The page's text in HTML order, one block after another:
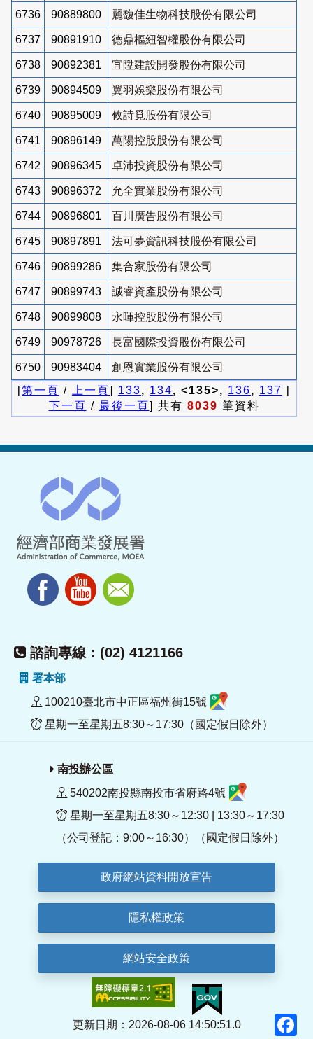
6736 90889800 麗馥佳生物科技股份有限公司
6737 90891910 德鼎樞紐智權股份有限公司
6738 90892381 宜陞建設開發股份有限公司
6739 90894509 翼羽娛樂股份有限公司
6740 90895009 攸詩覓股份有限公司
6741 90896149 萬陽控股股份有限公司
6742 90896345 卓沛投資股份有限公司
6743 90896372 允全實業股份有限公司
6744 90896801 百川廣告股份有限公司
6745 90897891 法可夢資訊科技股份有限公司
6746 90899286 集合家股份有限公司
6747 90899743 誠睿資產股份有限公司
6748 90899808 永暉控股股份有限公司
6749 90978726 長富國際投資股份有限公司
6750 90983404
創恩實業股份有限公司
[第一頁 / 上一頁] 133, 134, <135>, 136, 137 [
下一頁 / 最後一頁] 共有 8039 筆資料
諮詢專線：(02) 4121166
署本部
100210臺北市中正區福州街15號
星期一至星期五8:30～17:30（國定假日除外）
南投辦公區
540202南投縣南投市省府路4號
星期一至星期五8:30～12:30 | 13:30～17:30
（公司登記：9:00～16:30）（國定假日除外）
政府網站資料開放宣告
隱私權政策
網站安全政策
更新日期：2026-08-06 14:50:51.0